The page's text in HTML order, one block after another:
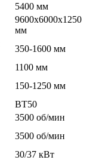
5400 мм
9600х6000х1250
мм
350-1600 мм
1100 мм
150-1250 мм
BT50
3500 об/мин
3500 об/мин
30/37 кВт